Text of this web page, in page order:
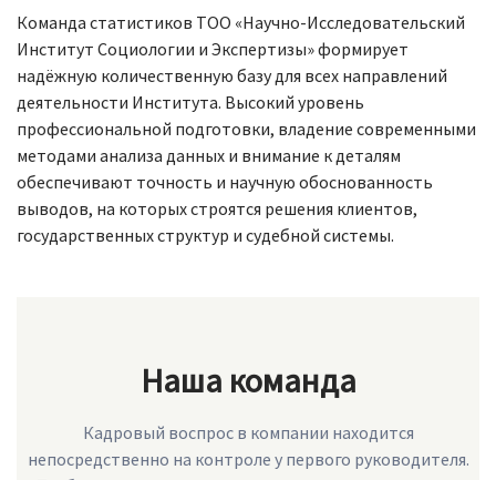
Команда статистиков ТОО «Научно-Исследовательский
Институт Социологии и Экспертизы» формирует
надёжную количественную базу для всех направлений
деятельности Института. Высокий уровень
профессиональной подготовки, владение современными
методами анализа данных и внимание к деталям
обеспечивают точность и научную обоснованность
выводов, на которых строятся решения клиентов,
государственных структур и судебной системы.
Наша команда
Кадровый воспрос в компании находится
непосредственно на контроле у первого руководителя.